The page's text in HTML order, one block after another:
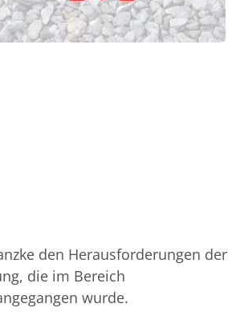
den Herausforderungen der
die im Bereich
wurde.